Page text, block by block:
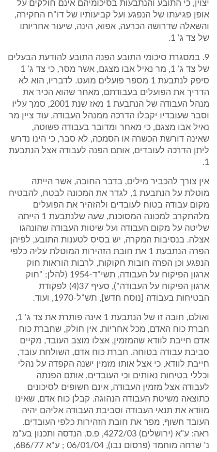
יצוין, כי התובע והנתבעות בסיכומיהם אינם חולקים על
אופן פגיעתו של הנפגע ועל קביעותיו של דו"ח החקירה,
והשאלה שדרושה הכרעה, אפוא, הינה, שיעור אחריותו
של צד ג' 1.
9. במסגרת סיכומי התובע הפנה התובע להודעת הבעלים
של צד ג' 1, מר נאיל אבו מצגם, אשר מסר, כי צד ג' 1
סיפק לנתבעת 1 מספר פועלים מועט. לדבריו, הוא לא
הדריך את הפועלים בעבודתם, מאחר שהוא הכיר את
מנהל העבודה של הנתבעת 1 מאז שנת 2001, סמך עליו
וסבר שעובדיו יקבלו הדרכה ממנהל העבודה. עוד ציין מר
נאיל אבו מצגם, כי מאחר ומדובר בעבודה פשוטה,
שאינה דורשת הכשרה או הסמכה, לא סבר, כי הינו נדרש
ליתן הדרכה לעובדים, אותם הפנה לעבודה אצל הנתבעת
1.
אין צורך להכביר מילים, בדבר החובה, אשר הייתה
מוטלת על הנתבעת 1, לגדר את המכונה לבטח, להבטיח
מקום עבודה בטוח לעובדים ולהזהיר את הפועלים
מלהתקרב למכונה המסוכנת, שעה שלנתבעת 1 הייתה
שליטה על מקום העבודה ועל שיטות העבודה שהונהגו
אצלה. בנסיבות המקרה, יש בסיס לטענות התובע, לפיהן
הפרה הנתבעת 1 את חובת הזהירות המוטלת עליה כלפי
הנפגע וכן הפרה חובות חקוקות, לרבות הוראות חוק
ארגון הפיקוח על העבודה, תשי"ד-1954 (להלן: "חוק
ארגון הפיקוח על העבודה"), סעיף 37(4) לפקודת
הבטיחות בעבודה [נוסח חדש], תש"ל-1970, ועוד.
ואולם, חובה זו של הנתבעת 1 אינה פותרת את צד ג' 1,
חברת כוח האדם, מכל אחריות. אין חולק, שחברת כוח
אדם חייבת לוודא שהמזמין, אצלו מוצב העובד, מקיים
סביבת עבודה בטוחה. חברת כוח אדם, השולחת עובד,
חייבת לוודא, כי אצל אותו מזמין ישנה הקפדה על נהלי
וכללי בטיחות נאותים וכי העובדים, אותם הפנתה
לעבודה אצל מזמין העבודה, אינם חשופים לסיכונים
כתוצאה משיטת העבודה הנהוגה. קבלן כוח אדם, שאינו
מוודא את תנאי העבודה וסביבת העבודה אליהם יהיה
העובד חשוף, מפר את חובת הזהירות כלפי העובדים.
ראה: ע"א (ירושלים) 4272/03, פ.ס. הנדסה ותכנון בע"מ
נ' שרחה מוחמד (פרסום נבו), 06/01/04 ; ע"א 686/77,